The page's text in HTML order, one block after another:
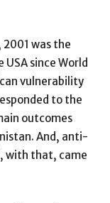
was the
since World
vulnerability
to the
outcomes
And, anti-
with that, came